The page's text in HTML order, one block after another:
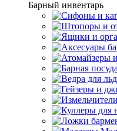
Барный инвентарь